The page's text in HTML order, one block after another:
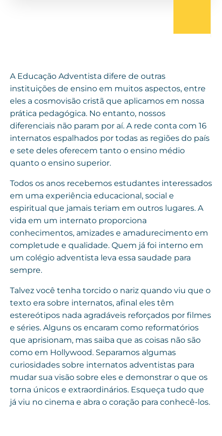
A Educação Adventista difere de outras
instituições de ensino em muitos aspectos, entre
eles a cosmovisão cristã que aplicamos em nossa
prática pedagógica. No entanto, nossos
diferenciais não param por aí. A rede conta com 16
internatos espalhados por todas as regiões do país
e sete deles oferecem tanto o ensino médio
quanto o ensino superior.
Todos os anos recebemos estudantes interessados
em uma experiência educacional, social e
espiritual que jamais teriam em outros lugares. A
vida em um internato proporciona
conhecimentos, amizades e amadurecimento em
completude e qualidade. Quem já foi interno em
um colégio adventista leva essa saudade para
sempre.
Talvez você tenha torcido o nariz quando viu que o
texto era sobre internatos, afinal eles têm
estereótipos nada agradáveis reforçados por filmes
e séries. Alguns os encaram como reformatórios
que aprisionam, mas saiba que as coisas não são
como em Hollywood. Separamos algumas
curiosidades sobre internatos adventistas para
mudar sua visão sobre eles e demonstrar o que os
torna únicos e extraordinários. Esqueça tudo que
já viu no cinema e abra o coração para conhecê-los.